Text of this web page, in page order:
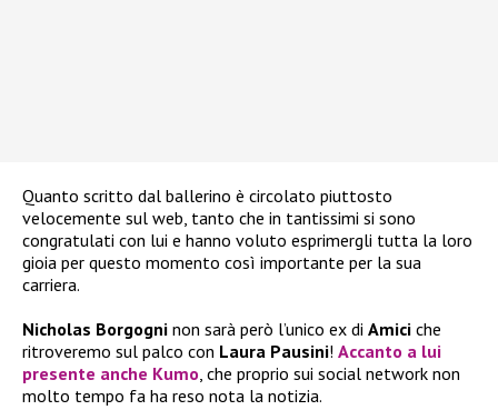
Quanto scritto dal ballerino è circolato piuttosto
velocemente sul web, tanto che in tantissimi si sono
congratulati con lui e hanno voluto esprimergli tutta la loro
gioia per questo momento così importante per la sua
carriera.
Nicholas Borgogni non sarà però l’unico ex di Amici che
ritroveremo sul palco con Laura Pausini! Accanto a lui
presente anche Kumo, che proprio sui social network non
molto tempo fa ha reso nota la notizia.